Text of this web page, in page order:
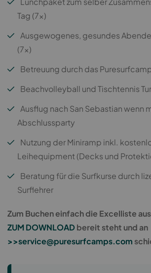
Tag (7x)
Ausgewogenes, gesundes
(7x)
Betreuung durch das
Beachvolleyball und Tischtennis
Ausflug nach San Sebastian wenn
Abschlussparty
Nutzung der Miniramp inkl.
Leihequipment (Decks und
Beratung für die Surfkurse durch
Surflehrer
Zum Buchen einfach die Excelliste
ZUM DOWNLOADbereit steht und an
>>service@puresurfcamps.com